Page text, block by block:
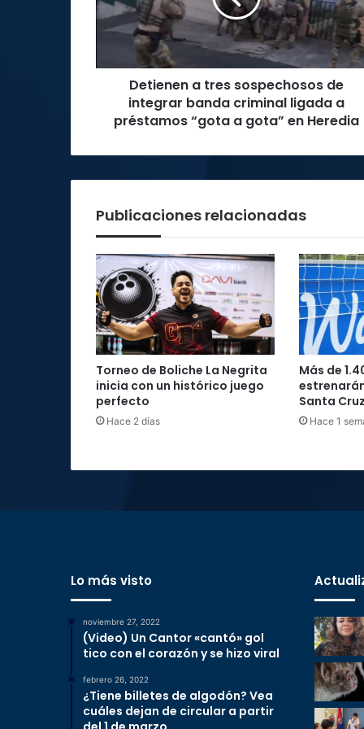
integrar
banda
ligada
préstamos
“gota
gota”
Detienen a tres sospechosos de
integrar banda criminal ligada a
préstamos “gota a gota” en Heredia
Publicaciones relacionadas
Torneo de Boliche La Negrita
inicia con un histórico juego
perfecto
Hace 2 días
Más de
Santa Cruz
Hace 1
Lo más visto
noviembre 27, 2022
(Video) Un Cantor «cantó» gol
tico con el corazón y se hizo viral
febrero 26, 2022
¿Tiene billetes de algodón? Vea
cuáles dejan de circular a partir